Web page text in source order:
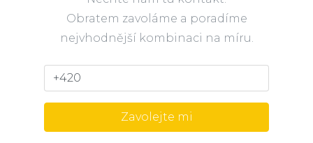
Obratem zavoláme a poradíme
nejvhodnější kombinaci na míru.